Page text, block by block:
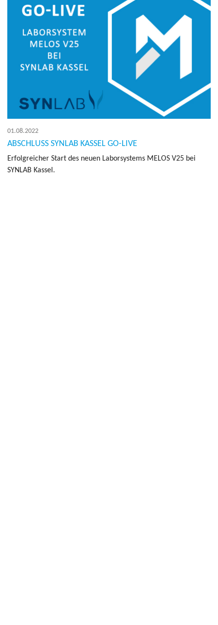
01.08.2022
ABSCHLUSS SYNLAB KASSEL GO-LIVE
Er­folg­rei­cher Start des neuen La­bor­sys­tems MELOS V25 bei
SYN­LAB Kas­sel.